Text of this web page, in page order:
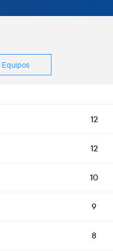
Equipos
12
12
10
9
8